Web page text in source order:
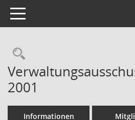
Toggle navigation
Rechercheauswahl
2001
Informationen